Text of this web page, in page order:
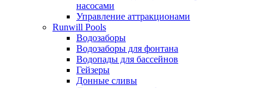
насосами
Управление аттракционами
Runwill Pools
Водозаборы
Водозаборы для фонтана
Водопады для бассейнов
Гейзеры
Донные сливы